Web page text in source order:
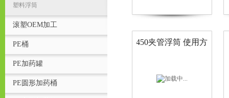
塑料浮筒
滚塑OEM加工
PE桶
PE加药罐
PE圆形加药桶
450夹管浮筒 使用方